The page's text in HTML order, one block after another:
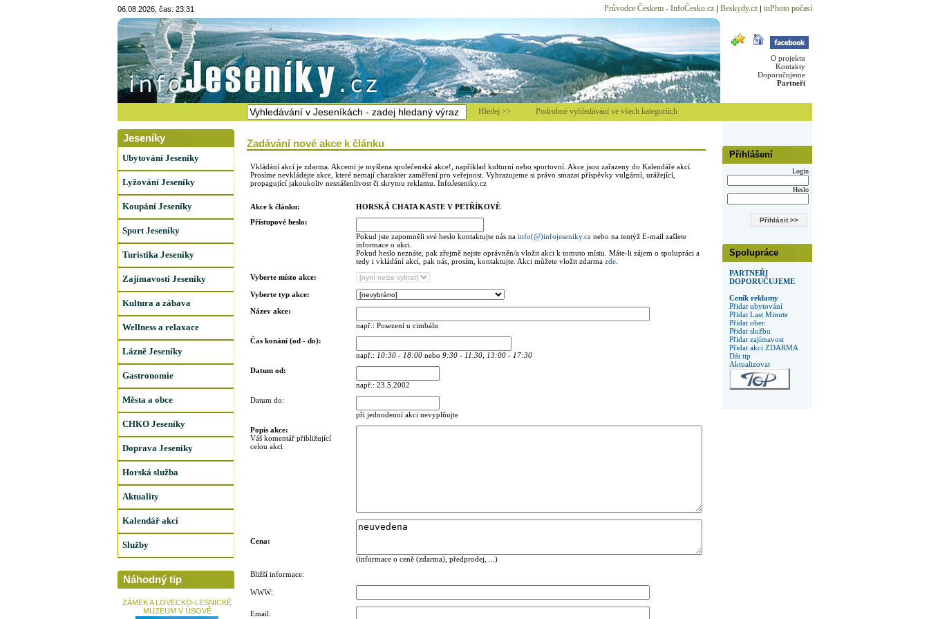
06.08.2026, čas: 23:31 Průvodce Českem - InfoČesko.cz| Beskydy.cz| inPhoto počasí
O projektu
Kontakty
Doporučujeme
Partneři
Hledej >> Podrobné vyhledávání ve všech kategoriích
Přihlášení
Login
Heslo
Spolupráce
PARTNEŘI
DOPORUČUJEME
Ceník reklamy
Přidat ubytování
Přidat Last Minute
Přidat obec
Přidat službu
Přidat zajímavost
Přidat akci ZDARMA
Dát tip
Aktualizovat
Jeseníky
Ubytování Jeseníky
Lyžování Jeseníky
Koupání Jeseníky
Sport Jeseníky
Turistika Jeseníky
Zajímavosti Jeseníky
Kultura a zábava
Wellness a relaxace
Lázně Jeseníky
Gastronomie
Města a obce
CHKO Jeseníky
Doprava Jeseníky
Horská služba
Aktuality
Kalendář akcí
Služby
Náhodný tip
ZÁMEK A LOVECKO-LESNICKÉ
MUZEUM V ÚSOVĚ
Zadávání nové akce k článku
Vkládání akcí je zdarma. Akcemi je myšlena společenská akce!, například kulturní nebo sportovní. Akce jsou zařazeny do Kalendáře akcí.
Prosíme nevkládejte akce, které nemají charakter zaměření pro veřejnost. Vyhrazujeme si právo smazat příspěvky vulgární, urážející,
propagující jakoukoliv nesnášenlivost či skrytou reklamu. InfoJeseniky.cz
Akce k článku:
HORSKÁ CHATA KASTE V PETŘÍKOVĚ
Přístupové heslo:
Pokud jste zapomněli své heslo kontaktujte nás na info(@)infojeseniky.cznebo na tentýž E-mail zašlete
informace o akci.
Pokud heslo neznáte, pak zřejmě nejste oprávněn/a vložit akci k tomuto místu. Máte-li zájem o spolupráci a
tedy i vkládání akcí, pak nás, prosím, kontaktujte. Akci můžete vložit zdarma zde.
Vyberte místo akce:
Vyberte typ akce:
Název akce:
např.: Posezení u cimbálu
Čas konání (od - do):
např.: 10:30 - 18:00nebo 9:30 - 11.30, 13:00 - 17:30
Datum od:
např.: 23.5.2002
Datum do:
při jednodenní akci nevyplňujte
Popis akce:
Váš komentář přibližující
celou akci
Cena:
(informace o ceně (zdarma), předprodej, ...)
Bližší informace:
WWW:
Email: